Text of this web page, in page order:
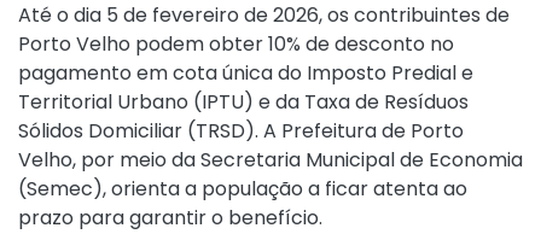
Até o dia 5 de fevereiro de 2026, os contribuintes de
Porto Velho podem obter 10% de desconto no
pagamento em cota única do Imposto Predial e
Territorial Urbano (IPTU) e da Taxa de Resíduos
Sólidos Domiciliar (TRSD). A Prefeitura de Porto
Velho, por meio da Secretaria Municipal de Economia
(Semec), orienta a população a ficar atenta ao
prazo para garantir o benefício.